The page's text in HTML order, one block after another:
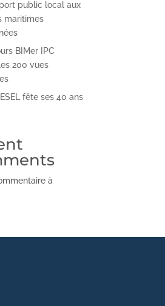
public local aux
maritimes
BIMer IPC
200 vues
fête ses 40 ans
à